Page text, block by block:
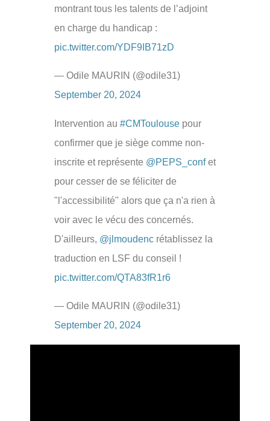
montrant tous les talents de l’adjoint
en charge du handicap :
pic.twitter.com/YDF9IB71zD
— Odile MAURIN (@odile31)
September 20, 2024
Intervention au #CMToulouse pour
confirmer que je siège comme non-
inscrite et représente @PEPS_confet
pour cesser de se féliciter de
"l'accessibilité" alors que ça n'a rien à
voir avec le vécu des concernés.
D'ailleurs, @jlmoudenc rétablissez la
traduction en LSF du conseil !
pic.twitter.com/QTA83fR1r6
— Odile MAURIN (@odile31)
September 20, 2024